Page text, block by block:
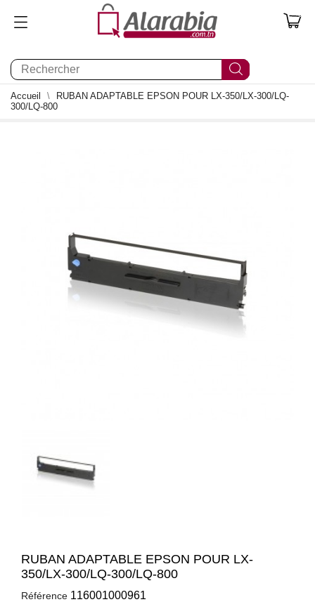
0
Accueil
RUBAN ADAPTABLE EPSON POUR LX-350/LX-300/LQ-
300/LQ-800
RUBAN ADAPTABLE EPSON POUR LX-
350/LX-300/LQ-300/LQ-800
Référence 116001000961